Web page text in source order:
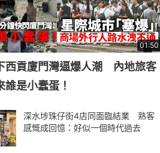
01:50
西貢廈門灣逼爆人潮 內地旅客
誰是小蠢蛋！
深水埗珠仔街4店同面臨結業 熟客
感慨成回憶：好似一個時代過去